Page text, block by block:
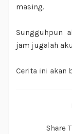
masing.
Sungguhpun
jam jugalah
Cerita ini akan
Share